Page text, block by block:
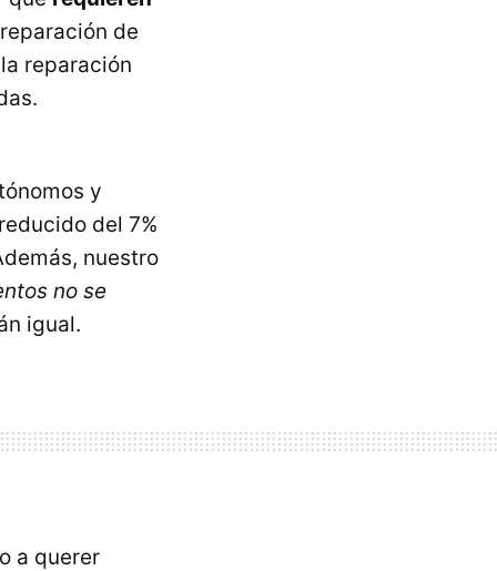
de
reparación
y
del 7%
nuestro
no se
igual.
a querer